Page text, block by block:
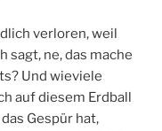
verloren, weil
sagt, ne, das mache
Und wieviele
auf diesem Erdball
Gespür hat,